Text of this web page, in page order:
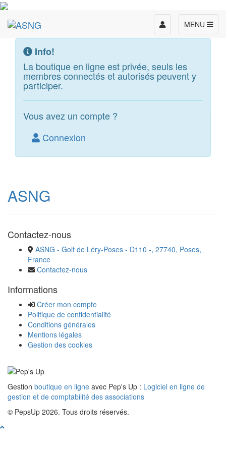
MENU
Toggle
navigation
Info!
La boutique en ligne est privée, seuls les
membres connectés et autorisés peuvent y
participer.
Vous avez un compte ?
Connexion
ASNG
Contactez-nous
ASNG - Golf de Léry-Poses - D110 -, 27740, Poses,
France
Contactez-nous
Informations
Créer mon compte
Politique de confidentialité
Conditions générales
Mentions légales
Gestion des cookies
Gestion boutique en ligne avec Pep's Up : Logiciel en ligne de
gestion et de comptabilité des associations
© PepsUp 2026. Tous droits réservés.